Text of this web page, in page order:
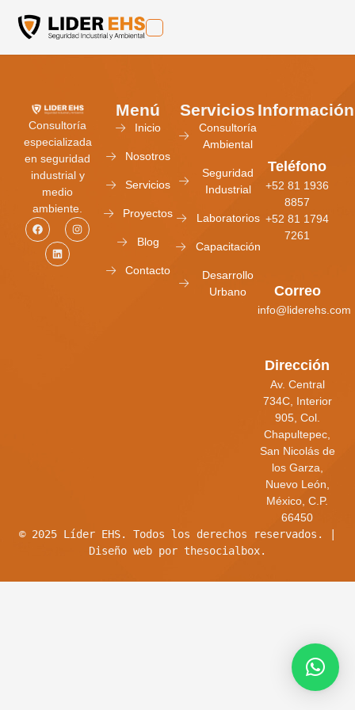
Consultoría
especializada
en seguridad
industrial y
medio
ambiente.
Menú
Inicio
Nosotros
Servicios
Proyectos
Blog
Contacto
Servicios
Consultoría
Ambiental
Seguridad
Industrial
Laboratorios
Capacitación
Desarrollo
Urbano
Información
Teléfono
+52 81 1936
8857
+52 81 1794
7261
Correo
info@liderehs.com
Dirección
Av. Central
734C, Interior
905, Col.
Chapultepec,
San Nicolás de
los Garza,
Nuevo León,
México, C.P.
66450
© 2025 Líder EHS. Todos los derechos reservados. |
Diseño web por thesocialbox.